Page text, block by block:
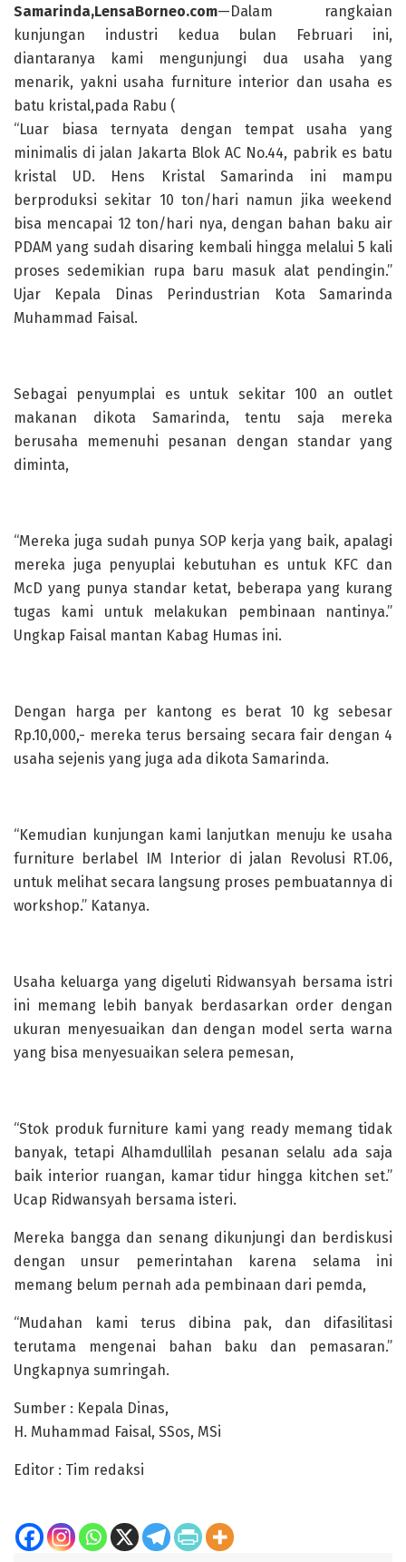
Samarinda,LensaBorneo.com—Dalam rangkaian
kunjungan industri kedua bulan Februari ini,
diantaranya kami mengunjungi dua usaha yang
menarik, yakni usaha furniture interior dan usaha es
batu kristal,pada Rabu (
“Luar biasa ternyata dengan tempat usaha yang
minimalis di jalan Jakarta Blok AC No.44, pabrik es batu
kristal UD. Hens Kristal Samarinda ini mampu
berproduksi sekitar 10 ton/hari namun jika weekend
bisa mencapai 12 ton/hari nya, dengan bahan baku air
PDAM yang sudah disaring kembali hingga melalui 5 kali
proses sedemikian rupa baru masuk alat pendingin.”
Ujar Kepala Dinas Perindustrian Kota Samarinda
Muhammad Faisal.
Sebagai penyumplai es untuk sekitar 100 an outlet
makanan dikota Samarinda, tentu saja mereka
berusaha memenuhi pesanan dengan standar yang
diminta,
“Mereka juga sudah punya SOP kerja yang baik, apalagi
mereka juga penyuplai kebutuhan es untuk KFC dan
McD yang punya standar ketat, beberapa yang kurang
tugas kami untuk melakukan pembinaan nantinya.”
Ungkap Faisal mantan Kabag Humas ini.
Dengan harga per kantong es berat 10 kg sebesar
Rp.10,000,- mereka terus bersaing secara fair dengan 4
usaha sejenis yang juga ada dikota Samarinda.
“Kemudian kunjungan kami lanjutkan menuju ke usaha
furniture berlabel IM Interior di jalan Revolusi RT.06,
untuk melihat secara langsung proses pembuatannya di
workshop.” Katanya.
Usaha keluarga yang digeluti Ridwansyah bersama istri
ini memang lebih banyak berdasarkan order dengan
ukuran menyesuaikan dan dengan model serta warna
yang bisa menyesuaikan selera pemesan,
“Stok produk furniture kami yang ready memang tidak
banyak, tetapi Alhamdullilah pesanan selalu ada saja
baik interior ruangan, kamar tidur hingga kitchen set.”
Ucap Ridwansyah bersama isteri.
Mereka bangga dan senang dikunjungi dan berdiskusi
dengan unsur pemerintahan karena selama ini
memang belum pernah ada pembinaan dari pemda,
“Mudahan kami terus dibina pak, dan difasilitasi
terutama mengenai bahan baku dan pemasaran.”
Ungkapnya sumringah.
Sumber : Kepala Dinas,
H. Muhammad Faisal, SSos, MSi
Editor : Tim redaksi